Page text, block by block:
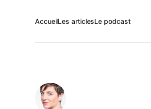
AccueilLes articlesLe podcast